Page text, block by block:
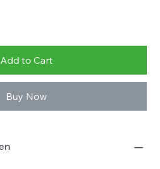
Add to Cart
Buy Now